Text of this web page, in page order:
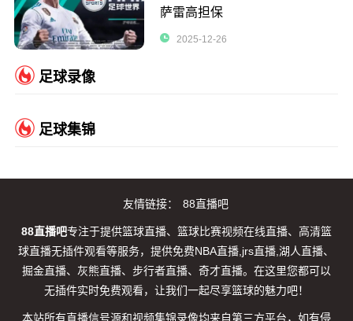
萨雷高担保
2025-12-26
足球录像
足球集锦
友情链接： 88直播吧
88直播吧专注于提供篮球直播、篮球比赛视频在线直播、高清篮
球直播无插件观看等服务，提供免费NBA直播,jrs直播,湖人直播、
掘金直播、灰熊直播、步行者直播、奇才直播。在这里您都可以
无插件实时免费观看，让我们一起尽享篮球的魅力吧！
本站所有直播信号源和视频集锦录像均来自第三方平台，如有侵